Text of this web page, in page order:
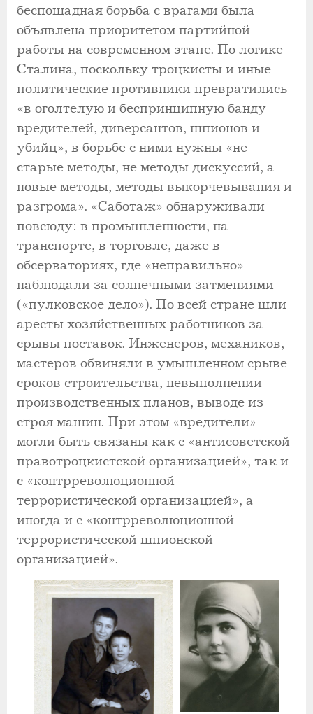
беспощадная борьба с врагами была
объявлена приоритетом партийной
работы на современном этапе. По логике
Сталина, поскольку троцкисты и иные
политические противники превратились
«в оголтелую и беспринципную банду
вредителей, диверсантов, шпионов и
убийц», в борьбе с ними нужны «не
старые методы, не методы дискуссий, а
новые методы, методы выкорчевывания и
разгрома». «Саботаж» обнаруживали
повсюду: в промышленности, на
транспорте, в торговле, даже в
обсерваториях, где «неправильно»
наблюдали за солнечными затмениями
(«пулковское дело»). По всей стране шли
аресты хозяйственных работников за
срывы поставок. Инженеров, механиков,
мастеров обвиняли в умышленном срыве
сроков строительства, невыполнении
производственных планов, выводе из
строя машин. При этом «вредители»
могли быть связаны как с «антисоветской
правотроцкистской организацией», так и
с «контрреволюционной
террористической организацией», а
иногда и с «контрреволюционной
террористической шпионской
организацией».